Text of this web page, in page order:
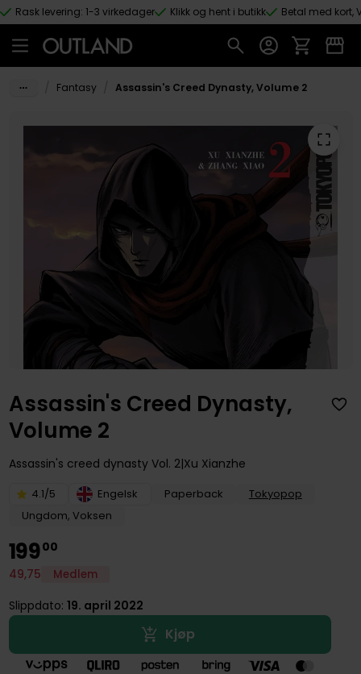
Hopp til hovedinnhold
Rask levering: 1-3 virkedager Klikk og hent i butikk Betal med kort,
Fantasy Assassin's Creed Dynasty, Volume 2
Assassin's Creed Dynasty,
Volume 2
Assassin's creed dynastyVol. 2 Xu Xianzhe
4.1/5 Engelsk Paperback
Tokyopop
Ungdom, Voksen
19900
49,75 Medlem
Slippdato: 19. april 2022
Kjøp